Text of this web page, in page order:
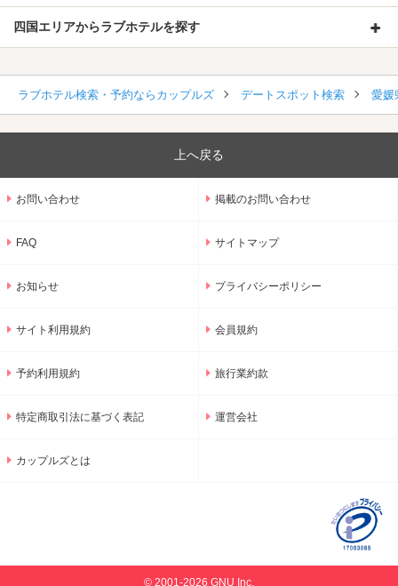
四国エリアからラブホテルを探す
ラブホテル検索・予約ならカップルズ デートスポット検索 愛媛
上へ戻る
お問い合わせ 掲載のお問い合わせ
FAQ サイトマップ
お知らせ プライバシーポリシー
サイト利用規約 会員規約
予約利用規約 旅行業約款
特定商取引法に基づく表記 運営会社
カップルズとは
© 2001-2026 GNU Inc.